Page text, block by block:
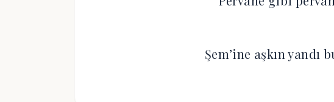
Şem’ine aşkın yandı